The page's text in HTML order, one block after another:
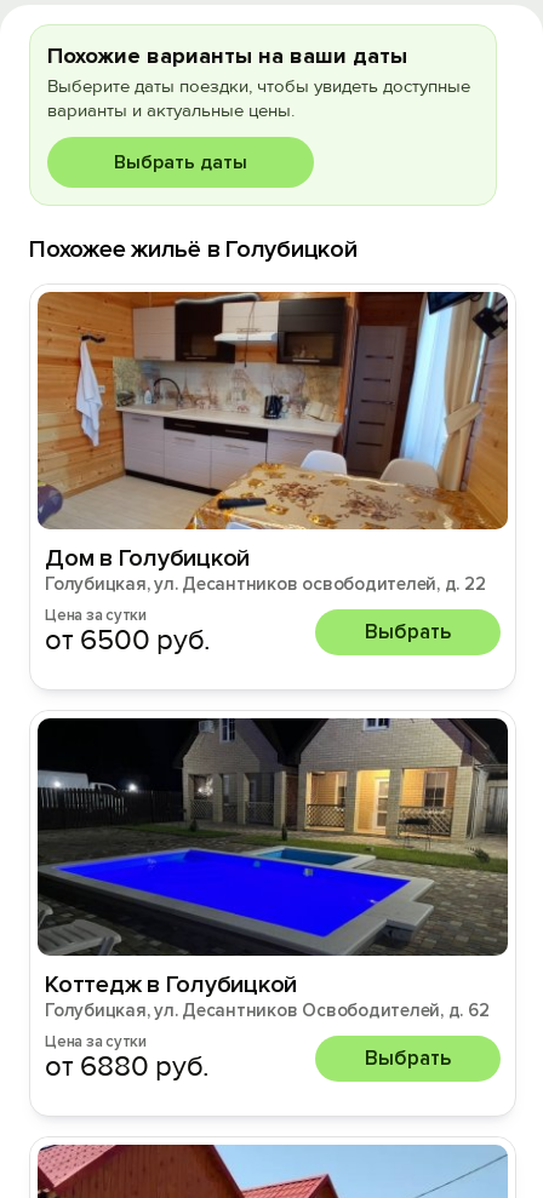
Похожие варианты на ваши даты
Выберите даты поездки, чтобы увидеть доступные
варианты и актуальные цены.
Выбрать даты
Похожее жильё в Голубицкой
Дом в Голубицкой
Голубицкая, ул. Десантников освободителей, д. 22
Цена за сутки
от 6500 руб. Выбрать
Коттедж в Голубицкой
Голубицкая, ул. Десантников Освободителей, д. 62
Цена за сутки
от 6880 руб. Выбрать